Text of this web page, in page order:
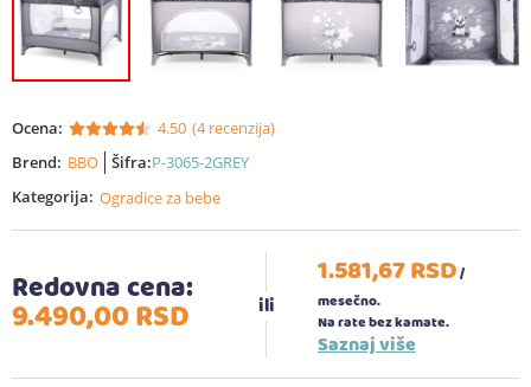
Ocena: 4.50 (4 recenzija)
Brend: BBO Šifra:P-3065-2GREY
Kategorija: Ogradice za bebe
Redovna cena:
9.490,00RSD
1.581,67RSD/
mesečno.
Na rate bez kamate.
Saznaj više